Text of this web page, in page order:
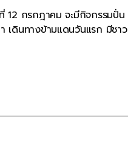
12 กรกฎาคม จะมีกิจกรรมปั่น
เดินทางข้ามแดนวันแรก มีชาว